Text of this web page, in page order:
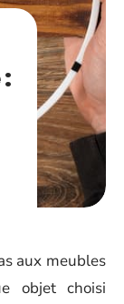
aux meubles
objet choisi